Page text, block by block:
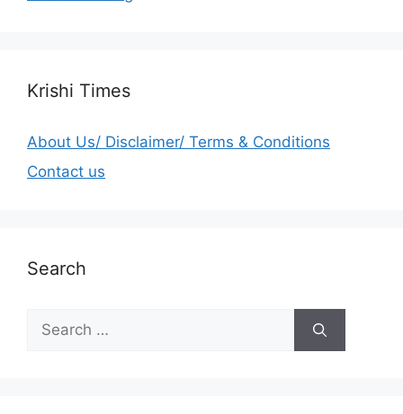
Krishi Times
About Us/ Disclaimer/ Terms & Conditions
Contact us
Search